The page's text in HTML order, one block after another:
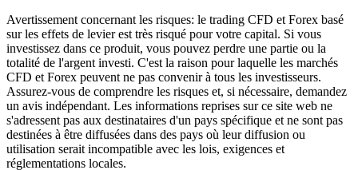
Avertissement concernant les risques: le trading CFD et Forex basé
sur les effets de levier est très risqué pour votre capital. Si vous
investissez dans ce produit, vous pouvez perdre une partie ou la
totalité de l'argent investi. C'est la raison pour laquelle les marchés
CFD et Forex peuvent ne pas convenir à tous les investisseurs.
Assurez-vous de comprendre les risques et, si nécessaire, demandez
un avis indépendant. Les informations reprises sur ce site web ne
s'adressent pas aux destinataires d'un pays spécifique et ne sont pas
destinées à être diffusées dans des pays où leur diffusion ou
utilisation serait incompatible avec les lois, exigences et
réglementations locales.